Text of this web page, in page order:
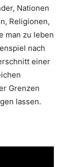
Nationen
Religionen,
man zu leben
nach
einer
Grenzen
lassen.